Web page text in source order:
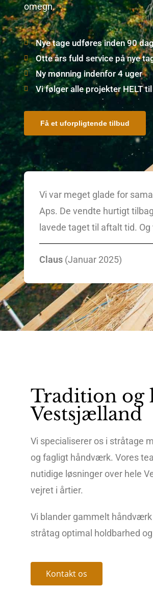
omegn.
Nye tage udføres inden 90
Otte års fuld service på nye
Ny mønning indenfor 4 uger
Vi følger alle projekter HELT
Få et uforpligtende tilbud
Vi var meget glade for
Aps. De vendte hurtigt
lavede taget til aftalt tid.
Claus (Januar 2025)
Tradition og
Vestsjælland
Vi specialiserer os i stråtage
og fagligt håndværk. Vores
nutidige løsninger over hele
vejret i årtier.
Vi blander gammelt
stråtag optimal holdbarhed
Kontakt os